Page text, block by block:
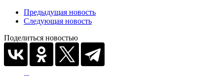
Предыдущая новость
Следующая новость
Поделиться новостью